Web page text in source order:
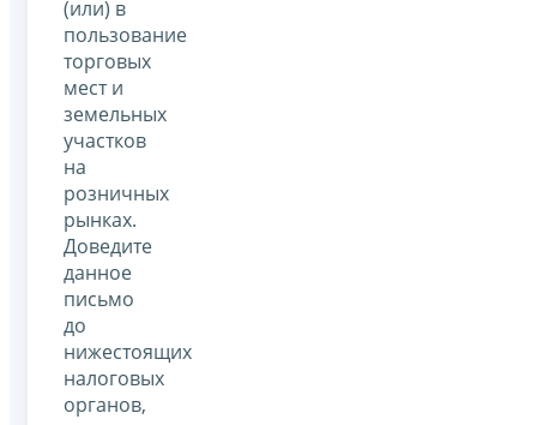
(или) в
пользование
торговых
мест и
земельных
участков
на
розничных
рынках.
Доведите
данное
письмо
до
нижестоящих
налоговых
органов,